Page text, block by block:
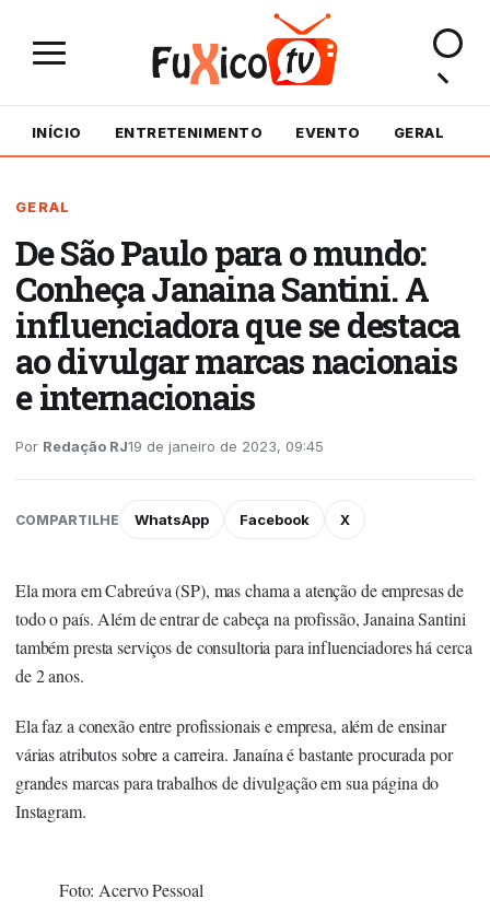
INÍCIO ENTRETENIMENTO EVENTO GERAL
GERAL
De São Paulo para o mundo:
Conheça Janaina Santini. A
influenciadora que se destaca
ao divulgar marcas nacionais
e internacionais
Por Redação RJ19 de janeiro de 2023, 09:45
COMPARTILHE WhatsApp Facebook X
Ela mora em Cabreúva (SP), mas chama a atenção de empresas de
todo o país. Além de entrar de cabeça na profissão, Janaina Santini
também presta serviços de consultoria para influenciadores há cerca
de 2 anos.
Ela faz a conexão entre profissionais e empresa, além de ensinar
várias atributos sobre a carreira. Janaína é bastante procurada por
grandes marcas para trabalhos de divulgação em sua página do
Instagram.
Foto: Acervo Pessoal